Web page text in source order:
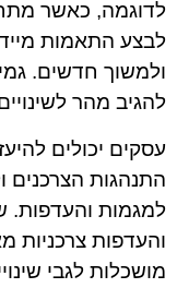
לדוגמה, כאשר
לבצע התאמות
ולמשוך חדשים.
להגיב מהר
עסקים יכולים
התנהגות
למגמות והעדפות.
והעדפות
מושכלות לגבי